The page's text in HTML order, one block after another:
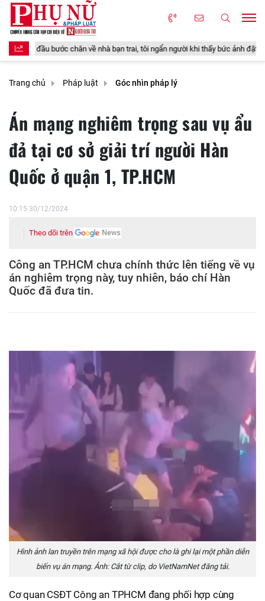
về nhà bạn trai, tôi ngẩn người khi thấy bức ảnh đặt trong phòng khách
Trang chủ Pháp luật Góc nhìn pháp lý
Án mạng nghiêm trọng sau vụ ẩu
đả tại cơ sở giải trí người Hàn
Quốc ở quận 1, TP.HCM
10:15 30/12/2024
Theo dõi trên
Công an TP.HCM chưa chính thức lên tiếng về vụ
án nghiêm trọng này, tuy nhiên, báo chí Hàn
Quốc đã đưa tin.
Hình ảnh lan truyền trên mạng xã hội được cho là ghi lại một phần diễn
biến vụ án mạng. Ảnh: Cắt từ clip, do VietNamNet đăng tải.
Cơ quan CSĐT Công an TPHCM đang phối hợp cùng